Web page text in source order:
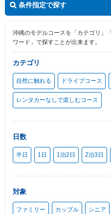
条件指定で探す
沖縄のモデルコースを「カテゴリ」
ワード」で探すことが出来ます。
カテゴリ
自然に触れる ドライブコース
レンタカーなしで楽しむコース
日数
半日 1日 1泊2日 2泊3日
対象
ファミリー カップル シニア